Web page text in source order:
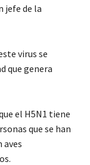
jefe de la
virus se
que genera
el H5N1 tiene
que se han